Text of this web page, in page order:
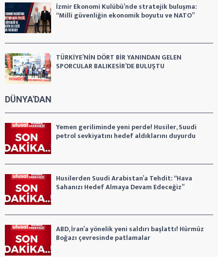
İzmir Ekonomi Kulübü’nde stratejik buluşma:
“Milli güvenliğin ekonomik boyutu ve NATO”
TÜRKİYE’NİN DÖRT BİR YANINDAN GELEN
SPORCULAR BALIKESİR’DE BULUŞTU
DÜNYA'DAN
Yemen geriliminde yeni perde! Husiler, Suudi
petrol sevkiyatını hedef aldıklarını duyurdu
Husilerden Suudi Arabistan’a Tehdit: “Hava
Sahanızı Hedef Almaya Devam Edeceğiz”
ABD, İran’a yönelik yeni saldırı başlattı! Hürmüz
Boğazı çevresinde patlamalar